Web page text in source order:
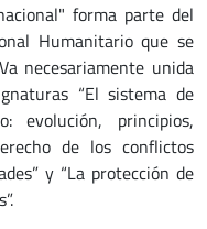
forma parte del
Humanitario que se
necesariamente unida
“El sistema de
evolución, principios,
de los conflictos
y “La protección de